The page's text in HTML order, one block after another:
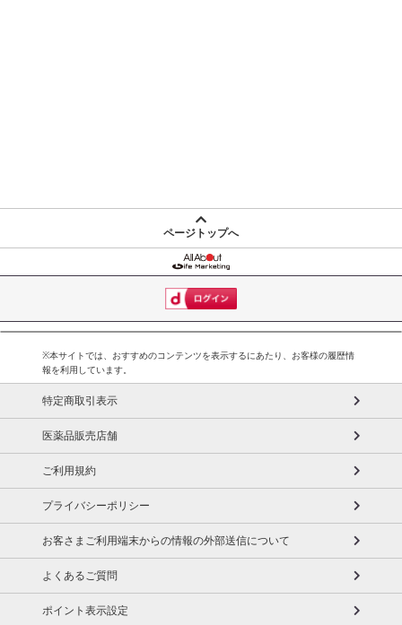
ページトップへ
※本サイトでは、おすすめのコンテンツを表示するにあたり、お客様の履歴情
報を利用しています。
特定商取引表示
医薬品販売店舗
ご利用規約
プライバシーポリシー
お客さまご利用端末からの情報の外部送信について
よくあるご質問
ポイント表示設定